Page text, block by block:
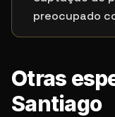
preocupado
Otras
Santiago